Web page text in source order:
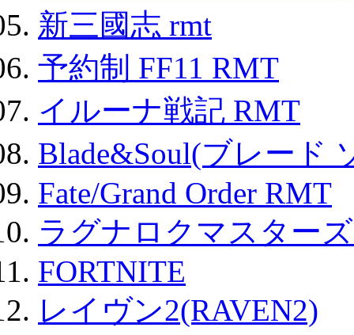
新三國志 rmt
予約制 FF11 RMT
イルーナ戦記 RMT
Blade&Soul(ブレード
Fate/Grand Order RMT
ラグナロクマスター
FORTNITE
レイヴン2(RAVEN2)